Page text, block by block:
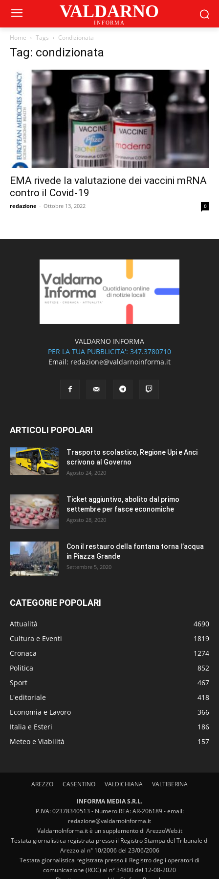
VALDARNO
INFORMA
Home Tags Condizionata
Tag: condizionata
EMA rivede la valutazione dei vaccini mRNA
contro il Covid-19
redazione - Ottobre 13, 2022 0
VALDARNO INFORMA
PER LA TUA PUBBLICITA': 347.3780710
Email: redazione@valdarnoinforma.it
ARTICOLI POPOLARI
Trasporto scolastico, Regione Upi e Anci
scrivono al Governo
Agosto 24, 2020
Ticket aggiuntivo, abolito dal primo
settembre per fasce economiche
Agosto 28, 2020
Con il restauro della fontana torna l’acqua
in Piazza Grande
Settembre 5, 2020
CATEGORIE POPOLARI
Attualità
4690
Cultura e Eventi
1819
Cronaca
1274
Politica
852
Sport
467
L'editoriale
418
Economia e Lavoro
366
Italia e Esteri
186
Meteo e Viabilità
157
AREZZO CASENTINO VALDICHIANA VALTIBERINA
INFORMA MEDIA S.R.L.
P.IVA: 02378340513 - Numero REA: AR-206189 - email:
redazione@valdarnoinforma.it
ValdarnoInforma.it è un supplemento di ArezzoWeb.it
Testata giornalistica registrata presso il Registro Stampa del Tribunale di
Arezzo al n° 10/2006 del 23/06/2006
Testata giornalistica registrata presso il Registro degli operatori di
comunicazione (ROC) al n° 34800 del 12-08-2020